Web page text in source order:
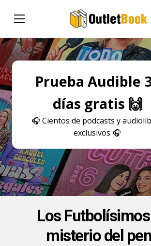
Prueba Audible
días gratis 🙌
🎧 Cientos de podcasts y
exclusivos 🎧
Los
misterio del